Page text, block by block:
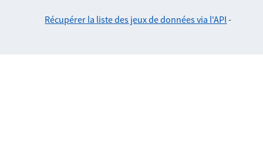
Récupérer la liste des jeux de données via l'API -